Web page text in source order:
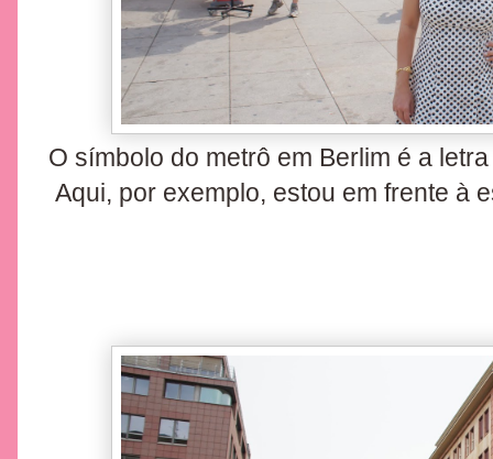
O símbolo do metrô em Berlim é a
Aqui, por exemplo, estou em frente à